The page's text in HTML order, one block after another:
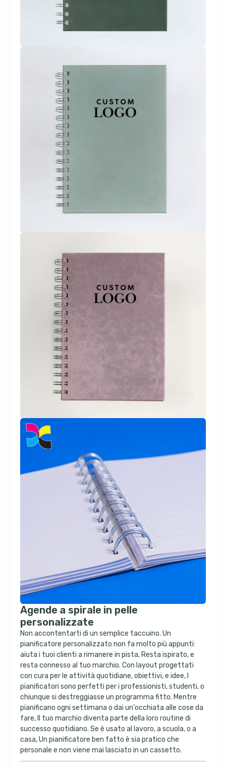
Agende a spirale in pelle
personalizzate
Non accontentarti di un semplice taccuino. Un
pianificatore personalizzato non fa molto più appunti:
aiuta i tuoi clienti a rimanere in pista, Resta ispirato, e
resta connesso al tuo marchio. Con layout progettati
con cura per le attività quotidiane, obiettivi, e idee, I
pianificatori sono perfetti per i professionisti, studenti, o
chiunque si destreggiasse un programma fitto. Mentre
pianificano ogni settimana o dai un'occhiata alle cose da
fare, Il tuo marchio diventa parte della loro routine di
successo quotidiano. Se è usato al lavoro, a scuola, o a
casa, Un pianificatore ben fatto è sia pratico che
personale e non viene mai lasciato in un cassetto.